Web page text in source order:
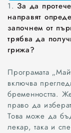
hCG (Хормон на
1. За да
направят
започнем от
трябва да
грижа?
Програмата
включва
бременността.
право да
Това може да
лекар, така и